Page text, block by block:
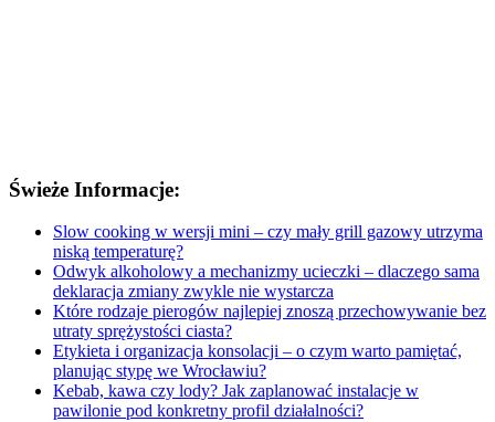
Świeże Informacje:
Slow cooking w wersji mini – czy mały grill gazowy utrzyma
niską temperaturę?
Odwyk alkoholowy a mechanizmy ucieczki – dlaczego sama
deklaracja zmiany zwykle nie wystarcza
Które rodzaje pierogów najlepiej znoszą przechowywanie bez
utraty sprężystości ciasta?
Etykieta i organizacja konsolacji – o czym warto pamiętać,
planując stypę we Wrocławiu?
Kebab, kawa czy lody? Jak zaplanować instalacje w
pawilonie pod konkretny profil działalności?